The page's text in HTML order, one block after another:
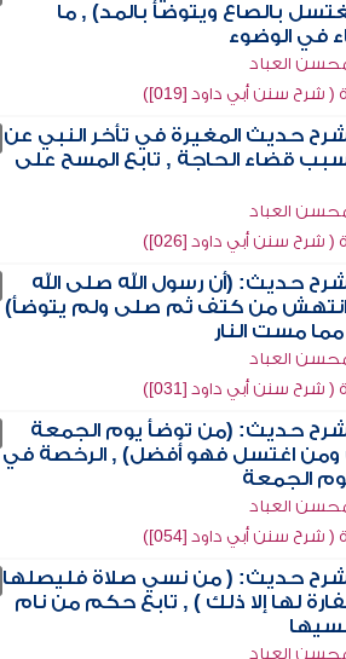
بالصاع ويتوضأ بالمد) , ما
في الوضوء
العباد
سنن أبي داود [019])
حديث المغيرة في تأخر النبي عن
قضاء الحاجة , تابع المسح على
العباد
سنن أبي داود [026])
حديث: (أن رسول الله صلى الله
من كتف ثم صلى ولم يتوضأ)
مست النار
العباد
سنن أبي داود [031])
حديث: (من توضأ يوم الجمعة
ومن اغتسل فهو أفضل) , الرخصة في
الجمعة
العباد
سنن أبي داود [054])
حديث: ( من نسي صلاة فليصلها
لها إلا ذلك ) , تابع حكم من نام
العباد